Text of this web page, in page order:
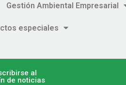
Gestión Ambiental Empresarial
especiales
al
de noticias